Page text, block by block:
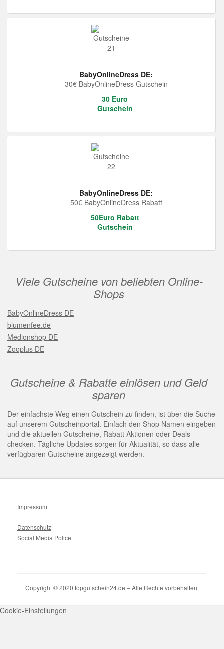
BabyOnlineDress DE:
30€ BabyOnlineDress Gutschein
30 Euro
Gutschein
BabyOnlineDress DE:
50€ BabyOnlineDress Rabatt
50Euro Rabatt
Gutschein
Viele Gutscheine von beliebten Online-
Shops
BabyOnlineDress DE
blumenfee.de
Medionshop DE
Zooplus DE
Gutscheine & Rabatte einlösen und Geld
sparen
Der einfachste Weg einen Gutschein zu finden, ist über die Suche
auf unserem Gutscheinportal. Einfach den Shop Namen eingeben
und die aktuellen Gutscheine, Rabatt Aktionen oder Deals
checken. Tägliche Updates sorgen für Aktualität, so dass alle
verfügbaren Gutscheine angezeigt werden.
Impressum
Datenschutz
Social Media Police
Copyright © 2020 topgutschein24.de – Alle Rechte vorbehalten.
Cookie-Einstellungen